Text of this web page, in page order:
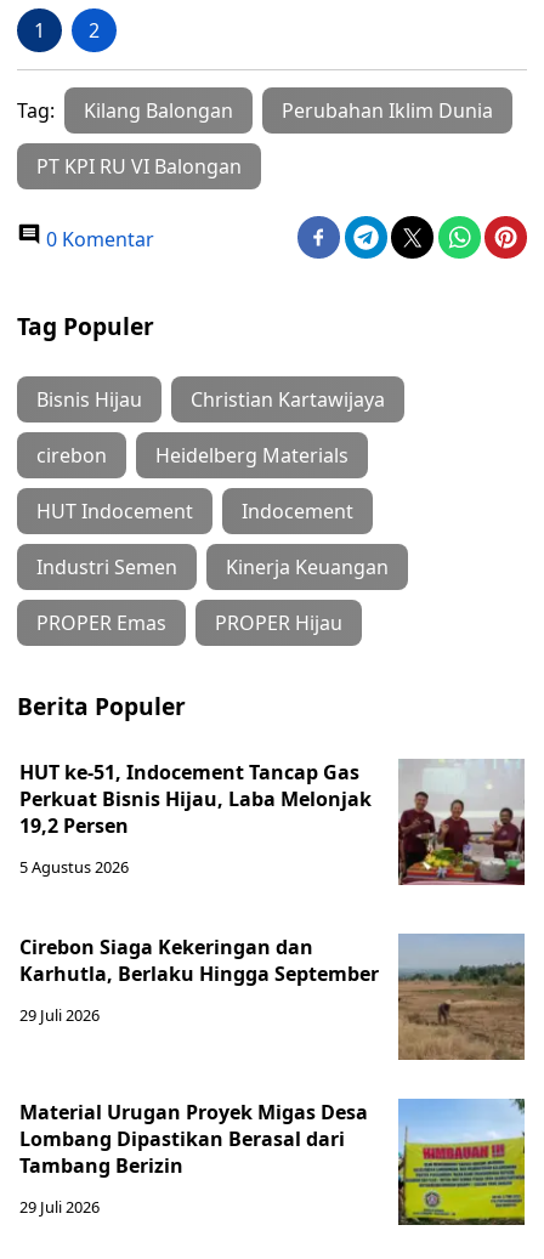
1 2
Tag: Kilang Balongan Perubahan Iklim Dunia
PT KPI RU VI Balongan
0 Komentar
Tag Populer
Bisnis Hijau Christian Kartawijaya
cirebon Heidelberg Materials
HUT Indocement Indocement
Industri Semen Kinerja Keuangan
PROPER Emas PROPER Hijau
Berita Populer
HUT ke-51, Indocement Tancap Gas
Perkuat Bisnis Hijau, Laba Melonjak
19,2 Persen
5 Agustus 2026
Cirebon Siaga Kekeringan dan
Karhutla, Berlaku Hingga September
29 Juli 2026
Material Urugan Proyek Migas Desa
Lombang Dipastikan Berasal dari
Tambang Berizin
29 Juli 2026